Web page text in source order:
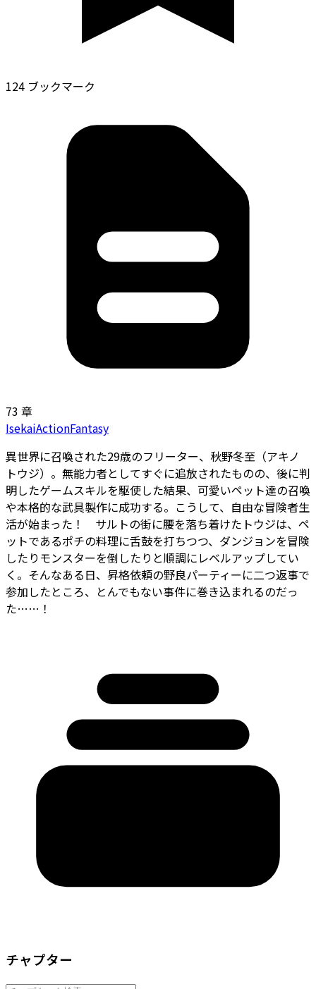
124 ブックマーク
73 章
IsekaiActionFantasy
異世界に召喚された29歳のフリーター、秋野冬至（アキノ
トウジ）。無能力者としてすぐに追放されたものの、後に判
明したゲームスキルを駆使した結果、可愛いペット達の召喚
や本格的な武具製作に成功する。――こうして、自由な冒険者生
活が始まった！ サルトの街に腰を落ち着けたトウジは、ペ
ットであるポチの料理に舌鼓を打ちつつ、ダンジョンを冒険
したりモンスターを倒したりと順調にレベルアップしてい
く。そんなある日、昇格依頼の野良パーティーに二つ返事で
参加したところ、とんでもない事件に巻き込まれるのだっ
た……！
チャプター